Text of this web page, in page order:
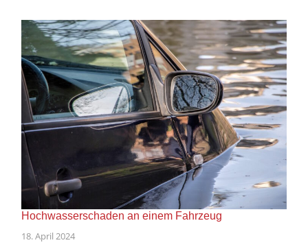
Hochwasserschaden an einem Fahrzeug
18. April 2024